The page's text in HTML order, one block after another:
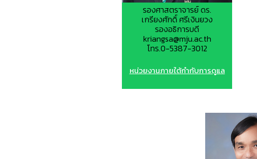
รองศาสตราจารย์ ดร.
เกรียงศักดิ์ ศรีเงินยวง
รองอธิการบดี
kriangsa@mju.ac.th
โทร.0-5387-3012
หน่วยงานภายใต้กำกับการดูแล